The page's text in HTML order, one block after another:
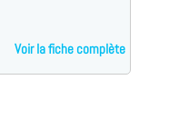
Voir la fiche complète